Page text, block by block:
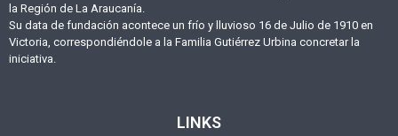
la Región de La Araucanía.
Su data de fundación acontece un frío y lluvioso 16 de Julio de 1910 en
Victoria, correspondiéndole a la Familia Gutiérrez Urbina concretar la
iniciativa.
LINKS